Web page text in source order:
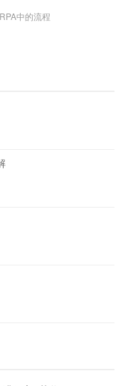
中的流程